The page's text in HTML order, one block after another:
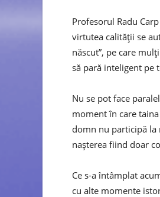
Profesorul Radu
virtutea calității se
născut”, pe care
să pară inteligent pe
Nu se pot face
moment în care
domn nu participă la
nașterea fiind doar
Ce s-a întâmplat
cu alte momente